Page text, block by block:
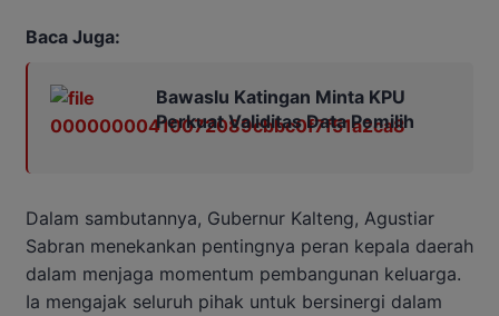
Baca Juga:
Bawaslu Katingan Minta KPU
Perkuat Validitas Data Pemilih
Dalam sambutannya, Gubernur Kalteng, Agustiar
Sabran menekankan pentingnya peran kepala daerah
dalam menjaga momentum pembangunan keluarga.
Ia mengajak seluruh pihak untuk bersinergi dalam